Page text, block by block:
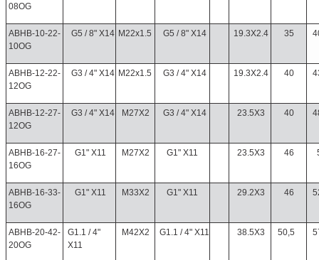
08OG
ABHB-10-22-
10OG
G5 / 8" X14 M22x1.5 G5 / 8" X14 19.3X2.4 35
ABHB-12-22-
12OG
G3 / 4" X14 M22x1.5 G3 / 4" X14 19.3X2.4 40
ABHB-12-27-
12OG
G3 / 4" X14 M27X2 G3 / 4" X14 23.5X3 40
ABHB-16-27-
16OG
G1" X11 M27X2 G1" X11 23.5X3 46
ABHB-16-33-
16OG
G1" X11 M33X2 G1" X11 29.2X3 46
ABHB-20-42-
20OG
G1.1 / 4"
X11
M42X2 G1.1 / 4" X11 38.5X3 50,5